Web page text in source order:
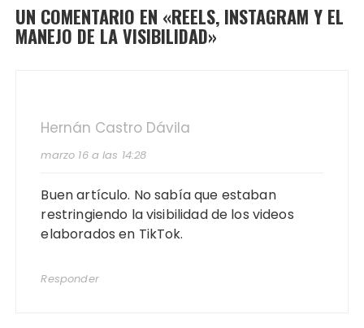
UN COMENTARIO EN «REELS, INSTAGRAM Y EL
MANEJO DE LA VISIBILIDAD»
Hernán Castro Dávila
marzo 16 a las 14:28
Buen artículo. No sabía que estaban
restringiendo la visibilidad de los videos
elaborados en TikTok.
Responder